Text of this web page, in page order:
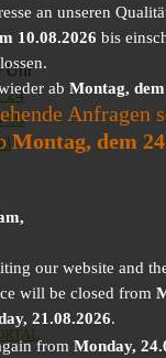
Uhr
24
30
an unseren
10.08.2026 bis
ab Montag,
Anfragen
Montag, dem
our website and
will be closed from
21.08.2026.
from Monday,